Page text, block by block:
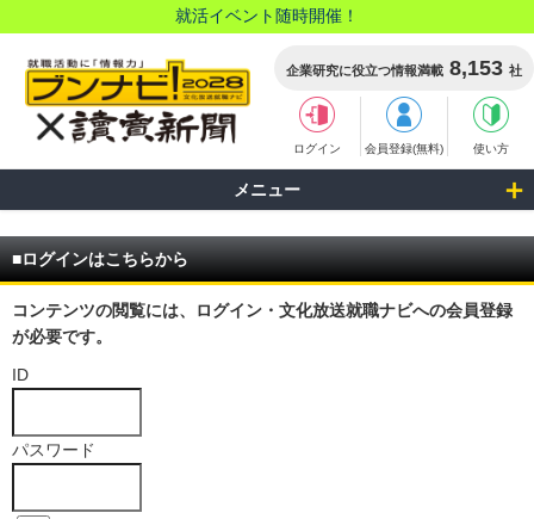
就活イベント随時開催！
企業研究に役立つ情報満載 8,153 社
ログイン 会員登録(無料) 使い方
メニュー
■ログインはこちらから
コンテンツの閲覧には、ログイン・文化放送就職ナビへの会員登録
が必要です。
ID
パスワード